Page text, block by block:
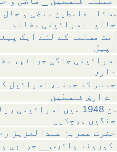
مسئلہ فلسطین ماضی و حال
حالیہ اسرائیلی مظالم
امت مسلمہ کے لئے ایک
اپیل
اسرائیلی جنگی جرائم،
داری
حماس کا حملہ، اسرائیل
اے ارضِ فلسطین
سن 1948 میں
جنگیں ہوچکیں
حضرت عمربن عبدالعزیز